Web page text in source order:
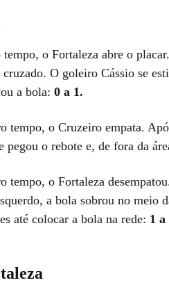
o Fortaleza abre o
O goleiro Cássio se
a bola: 0 a 1.
tempo, o Cruzeiro empata.
pegou o rebote e, de fora da
tempo, o Fortaleza
a bola sobrou no meio
até colocar a bola na rede: 1 a